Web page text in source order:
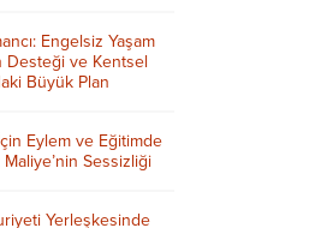
Engelsiz Yaşam
Desteği ve Kentsel
Büyük Plan
Eylem ve Eğitimde
Sessizliği
Yerleşkesinde